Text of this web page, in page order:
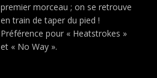
premier morceau ; on se retrouve
en train de taper du pied !
Préférence pour « Heatstrokes »
et « No Way ».